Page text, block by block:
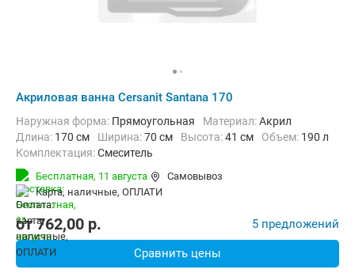
Акриловая ванна Cersanit Santana 170
Наружная форма: Прямоугольная Материал:Акрил
Длина: 170 см Ширина:70 см Высота:41 см Объем: 190 л
Комплектация:Смеситель
Бесплатная, 11 августа
Самовывоз
карта, наличные, ОПЛАТИ
от762,00 p. 5 предложений
Сравнить цены